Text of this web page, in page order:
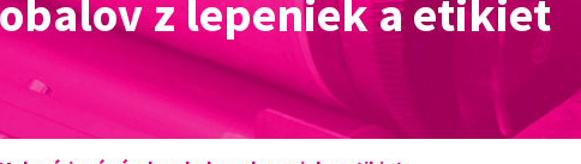
z lepeniek a etikiet